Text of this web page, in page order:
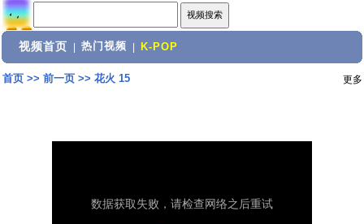
视频首页 热门视频 K-POP
首页>> 前一页>> 花火 15 更多